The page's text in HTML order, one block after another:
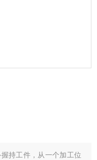
持工件，从一个加工位